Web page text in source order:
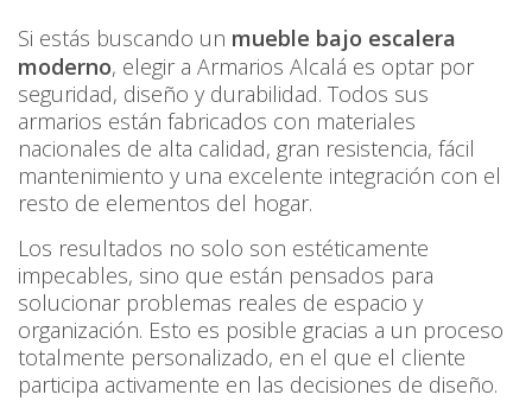
Si estás buscando un mueble bajo escalera
moderno, elegir a Armarios Alcalá es optar por
seguridad, diseño y durabilidad. Todos sus
armarios están fabricados con materiales
nacionales de alta calidad, gran resistencia, fácil
mantenimiento y una excelente integración con el
resto de elementos del hogar.
Los resultados no solo son estéticamente
impecables, sino que están pensados para
solucionar problemas reales de espacio y
organización. Esto es posible gracias a un proceso
totalmente personalizado, en el que el cliente
participa activamente en las decisiones de diseño.